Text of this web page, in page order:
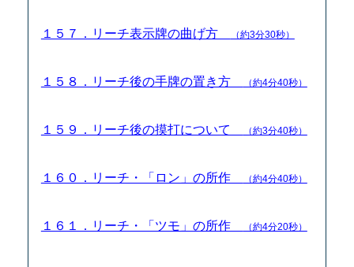
１５７．リーチ表示牌の曲げ方 （約3分30秒）
１５８．リーチ後の手牌の置き方 （約4分40秒）
１５９．リーチ後の摸打について （約3分40秒）
１６０．リーチ・「ロン」の所作 （約4分40秒）
１６１．リーチ・「ツモ」の所作 （約4分20秒）